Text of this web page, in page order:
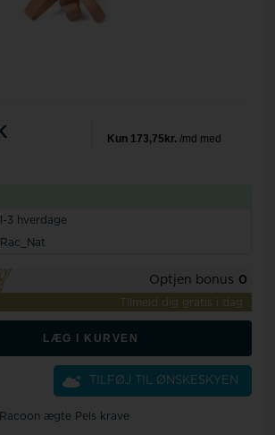
3 hverdage
Optjen bonus 0
Tilmeld dig gratis i dag
LÆG I KURVEN
TILFØJ TIL ØNSKESKYEN
ægte Pels krave